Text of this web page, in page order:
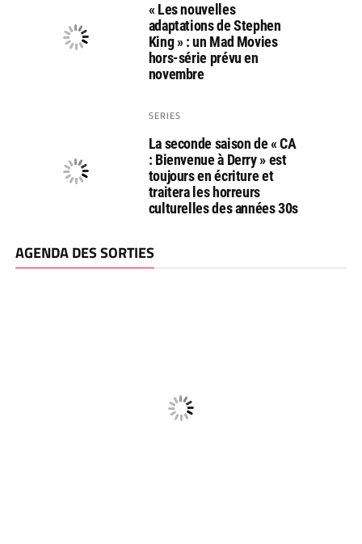
« Les nouvelles
adaptations de Stephen
King » : un Mad Movies
hors-série prévu en
novembre
SERIES
La seconde saison de « CA
: Bienvenue à Derry » est
toujours en écriture et
traitera les horreurs
culturelles des années 30s
AGENDA DES SORTIES